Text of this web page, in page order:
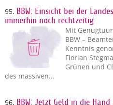
95. BBW: Einsicht bei der
immerhin noch rechtzeitig
Mit
BBW –
Kenntnis
Florian
Grünen und
des massiven…
96. BBW: Jetzt Geld in die